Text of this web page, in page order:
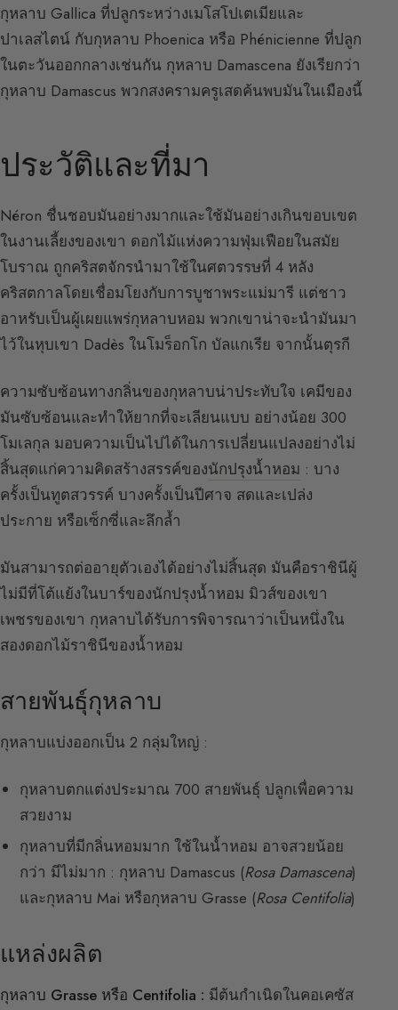
กุหลาบ Gallica ที่ปลูกระหว่างเมโสโปเตเมียและ
ปาเลสไตน์ กับกุหลาบ Phoenica หรือ Phénicienne ที่ปลูก
ในตะวันออกกลางเช่นกัน กุหลาบ Damascena ยังเรียกว่า
กุหลาบ Damascus พวกสงครามครูเสดค้นพบมันในเมืองนี้
ประวัติและที่มา
Néron ชื่นชอบมันอย่างมากและใช้มันอย่างเกินขอบเขต
ในงานเลี้ยงของเขา ดอกไม้แห่งความฟุ่มเฟือยในสมัย
โบราณ ถูกคริสตจักรนำมาใช้ในศตวรรษที่ 4 หลัง
คริสตกาลโดยเชื่อมโยงกับการบูชาพระแม่มารี แต่ชาว
อาหรับเป็นผู้เผยแพร่กุหลาบหอม พวกเขาน่าจะนำมันมา
ไว้ในหุบเขา Dadès ในโมร็อกโก บัลแกเรีย จากนั้นตุรกี
ความซับซ้อนทางกลิ่นของกุหลาบน่าประทับใจ เคมีของ
มันซับซ้อนและทำให้ยากที่จะเลียนแบบ อย่างน้อย 300
โมเลกุล มอบความเป็นไปได้ในการเปลี่ยนแปลงอย่างไม่
สิ้นสุดแก่ความคิดสร้างสรรค์ของนักปรุงน้ำหอม : บาง
ครั้งเป็นทูตสวรรค์ บางครั้งเป็นปีศาจ สดและเปล่ง
ประกาย หรือเซ็กซี่และลึกล้ำ
มันสามารถต่ออายุตัวเองได้อย่างไม่สิ้นสุด มันคือราชินีผู้
ไม่มีที่โต้แย้งในบาร์ของนักปรุงน้ำหอม มิวส์ของเขา
เพชรของเขา กุหลาบได้รับการพิจารณาว่าเป็นหนึ่งใน
สองดอกไม้ราชินีของน้ำหอม
สายพันธุ์กุหลาบ
กุหลาบแบ่งออกเป็น 2 กลุ่มใหญ่ :
กุหลาบตกแต่งประมาณ 700 สายพันธุ์ ปลูกเพื่อความ
สวยงาม
กุหลาบที่มีกลิ่นหอมมาก ใช้ในน้ำหอม อาจสวยน้อย
กว่า มีไม่มาก : กุหลาบ Damascus (Rosa Damascena)
และกุหลาบ Mai หรือกุหลาบ Grasse (Rosa Centifolia)
แหล่งผลิต
กุหลาบ Grasse หรือ Centifolia : มีต้นกำเนิดในคอเคซัส